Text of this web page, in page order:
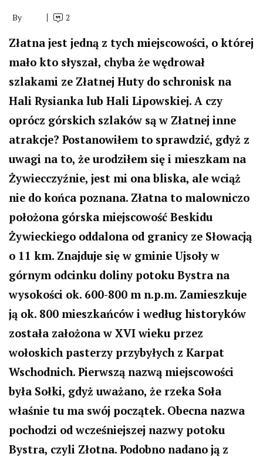
By 2
Złatna jest jedną z tych miejscowości, o której
mało kto słyszał, chyba że wędrował
szlakami ze Złatnej Huty do schronisk na
Hali Rysianka lub Hali Lipowskiej. A czy
oprócz górskich szlaków są w Złatnej inne
atrakcje? Postanowiłem to sprawdzić, gdyż z
uwagi na to, że urodziłem się i mieszkam na
Żywiecczyźnie, jest mi ona bliska, ale wciąż
nie do końca poznana. Złatna to malowniczo
położona górska miejscowość Beskidu
Żywieckiego oddalona od granicy ze Słowacją
o 11 km. Znajduje się w gminie Ujsoły w
górnym odcinku doliny potoku Bystra na
wysokości ok. 600-800 m n.p.m. Zamieszkuje
ją ok. 800 mieszkańców i według historyków
została założona w XVI wieku przez
wołoskich pasterzy przybyłych z Karpat
Wschodnich. Pierwszą nazwą miejscowości
była Sołki, gdyż uważano, że rzeka Soła
właśnie tu ma swój początek. Obecna nazwa
pochodzi od wcześniejszej nazwy potoku
Bystra, czyli Złotna. Podobno nadano ją z